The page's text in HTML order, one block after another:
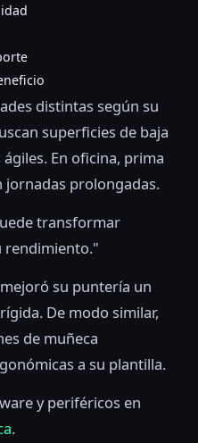
distintas según su
superficies de baja
En oficina, prima
jornadas prolongadas.
transformar
rendimiento."
su puntería un
De modo similar,
de muñeca
a su plantilla.
y periféricos en
.